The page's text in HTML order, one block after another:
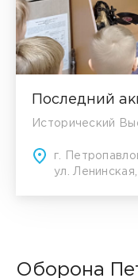
Последний
Исторический
г.
ул.
Оборона